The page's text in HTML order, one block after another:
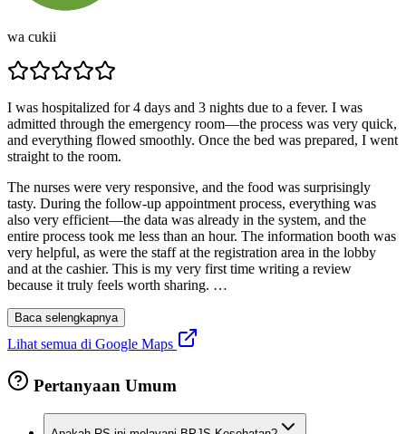
wa cukii
I was hospitalized for 4 days and 3 nights due to a fever. I was
admitted through the emergency room—the process was very quick,
and everything flowed smoothly. Once the bed was prepared, I went
straight to the room.
The nurses were very responsive, and the food was surprisingly
tasty. During the follow-up appointment process, everything was
also very efficient—the data was already in the system, and the
entire process took me less than an hour. The information booth was
very helpful, as were the staff at the registration area in the lobby
and at the cashier. This is my very first time writing a review
because it truly feels worth sharing. …
Baca selengkapnya
Lihat semua di Google Maps
Pertanyaan Umum